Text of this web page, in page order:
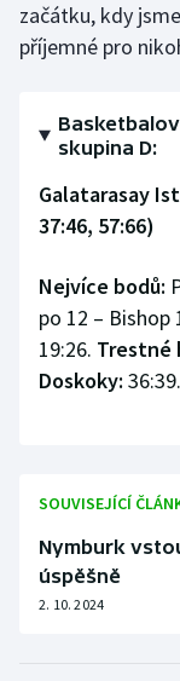
začátku, kdy
příjemné pro
skupina D:
Galatarasay
37:46, 57:66)
Nejvíce bodů:
po 12 – Bishop
19:26. Trestné
Doskoky: 36:39.
SOUVISEJÍCÍ
Nymburk
úspěšně
2. 10. 2024